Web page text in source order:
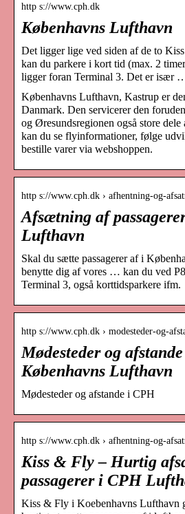
http s://www.cph.dk
Københavns Lufthavn
Det ligger lige ved siden af de to
kan du parkere i kort tid (max. 2
ligger foran Terminal 3. Det er især
Københavns Lufthavn, Kastrup er
Danmark. Den servicerer den
og Øresundsregionen også store dele
kan du se flyinformationer, følge
bestille varer via webshoppen.
http s://www.cph.dk › afhentning-og-
Afsætning af
Lufthavn
Skal du sætte passagerer af i
benytte dig af vores … kan du ved
Terminal 3, også korttidsparkere ifm.
http s://www.cph.dk › modesteder-og-
Mødesteder og
Københavns Lufthavn
Mødesteder og afstande i CPH
http s://www.cph.dk › afhentning-og-
Kiss & Fly – Hurtig
passagerer i CPH
Kiss & Fly i Koebenhavns Lufthavn